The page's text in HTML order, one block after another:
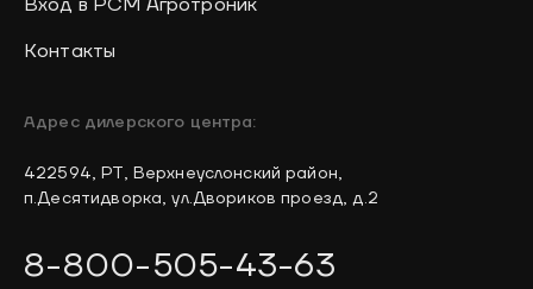
Вход в РСМ Агротроник
Контакты
Адрес дилерского центра:
422594, РТ, Верхнеуслонский район,
п.Десятидворка, ул.Двориков проезд, д.2
8-800-505-43-63